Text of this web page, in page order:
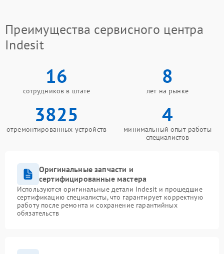
Преимущества сервисного центра
Indesit
16
сотрудников в штате
8
лет на рынке
3825
отремонтированных устройств
4
минимальный опыт работы
специалистов
Оригинальные запчасти и
сертифицированные мастера
Используются оригинальные детали Indesit и прошедшие
сертификацию специалисты, что гарантирует корректную
работу после ремонта и сохранение гарантийных
обязательств